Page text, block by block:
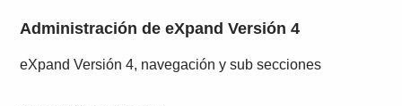
Administración de eXpand Versión 4
eXpand Versión 4, navegación y sub secciones